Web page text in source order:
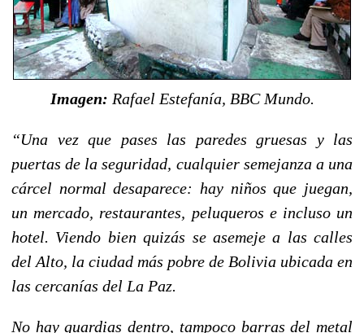
Imagen: Rafael Estefanía, BBC Mundo.
“Una vez que pases las paredes gruesas y las
puertas de la seguridad, cualquier semejanza a una
cárcel normal desaparece: hay niños que juegan,
un mercado, restaurantes, peluqueros e incluso un
hotel. Viendo bien quizás se asemeje a las calles
del Alto, la ciudad más pobre de Bolivia ubicada en
las cercanías del La Paz.
No hay guardias dentro, tampoco barras del metal